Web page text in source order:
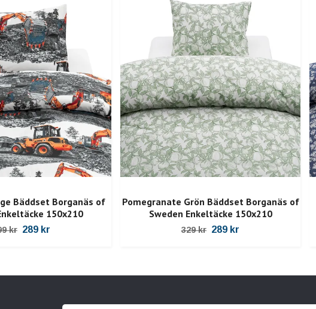
Bäddset Borganäs of
150x210
kr 289 kr
Pomegranate Grön Bäddset Borganäs of
Sweden Enkeltäcke 150x210
329 kr 289 kr